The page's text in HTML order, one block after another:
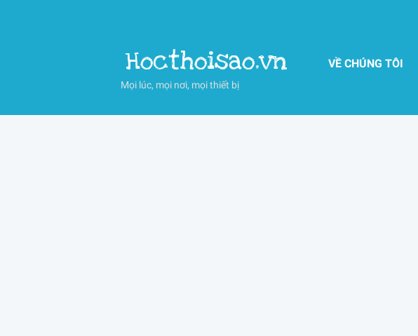
Hocthoisao.vn
Mọi lúc, mọi nơi, mọi thiết bị
VỀ CHÚNG TÔI